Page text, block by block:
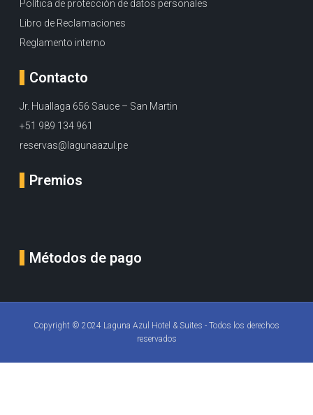
Política de protección de datos personales
Libro de Reclamaciones
Reglamento interno
Contacto
Jr. Huallaga 656 Sauce – San Martin
+51 989 134 961
reservas@lagunaazul.pe
Premios
Métodos de pago
Copyright © 2024 Laguna Azul Hotel & Suites - Todos los derechos
reservados